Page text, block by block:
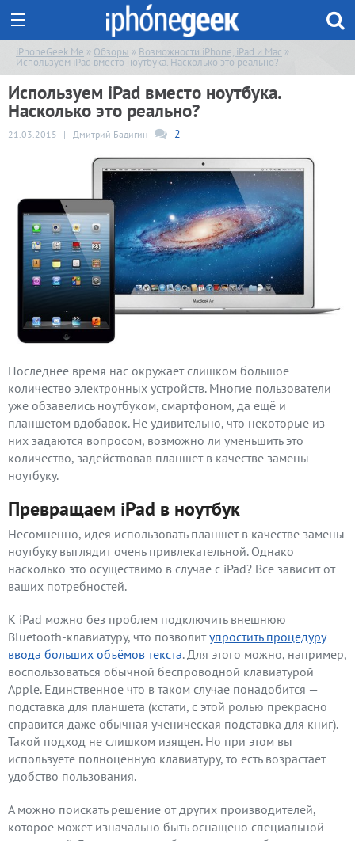
iPhoneGeek.Me » Обзоры » Возможности iPhone, iPad и Mac »
Используем iPad вместо ноутбука. Насколько это реально?
Используем iPad вместо ноутбука.
Насколько это реально?
21.03.2015 | Дмитрий Бадигин 2
Последнее время нас окружает слишком большое
количество электронных устройств. Многие пользователи
уже обзавелись ноутбуком, смартфоном, да ещё и
планшетом вдобавок. Не удивительно, что некоторые из
них задаются вопросом, возможно ли уменьшить это
количество, задействовав планшет в качестве замены
ноутбуку.
Превращаем iPad в ноутбук
Несомненно, идея использовать планшет в качестве замены
ноутбуку выглядит очень привлекательной. Однако
насколько это осуществимо в случае с iPad? Всё зависит от
ваших потребностей.
К iPad можно без проблем подключить внешнюю
Bluetooth-клавиатуру, что позволитупростить процедуру
ввода больших объёмов текста. Для этого можно, например,
воспользоваться обычной беспроводной клавиатурой
Apple. Единственное что в таком случае понадобится —
подставка для планшета (кстати, с этой ролью прекрасно
справится даже обычная ученическая подставка для книг).
Такой подход не слишком изящен. Но при этом вы
используете полноценную клавиатуру, то есть возрастает
удобство пользования.
А можно поискать решение от других производителей,
которое может изначально быть оснащено специальной